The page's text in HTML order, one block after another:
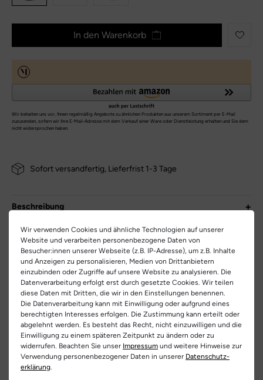
In den Warenkorb
Sofort versandfertig, Lieferfrist 1-3 Tage
Beschreibung
Der Cory von Pepino by Ricosta ist der absolute Liebling unter
den Lauflernern.Aus weichem Leder und Naturkautschuk
gefertigt, bietet er deinem Kind ultimativen Komfort und
Flexibilität. Die präzise Schnürung sorgt für eine perfekte
Passform am kleinen Fuß. Das zeitlose Design mit
kontrastierenden Steppnähten und Schnürsenkeln setzt stilvolle
Akzente. Die Innenausstattung und die herausnehmbare
Decksohle sind ebenfalls aus weichem Leder, was die
Größenbestimmung erleichtert. Ein Highlight ist die superflexible
Laufsohle aus Naturkautschuk, die ein nahezu barfußähnliches
Laufgefühl ermöglicht. Ideal für die ersten selbstständigen
Schritte!
Informationen zum Artikel
Hersteller-Nr.: 50 1200102/321
Artikel-ID: 28964
Artikel-Nr.: 352500054
Schuhart: Schnürschuh/Klettschuh
Bezeichnung: Cory
Obermaterial:
Herstellerinformationen
EU Verantwortlicher
RICOSTA Schuhfabriken GmbH
Dürrheimer Str. 43, 78166 Donaueschingen, Deutschland
+ 49 771 805-0
Hersteller
Ricosta
Teilen
Wir verwenden Cookies und ähnliche Technologien auf unserer
Website und verarbeiten personenbezogene Daten von
Besucher:innen unserer Webseite (z.B. IP-Adresse), um z.B. Inhalte
und Anzeigen zu personalisieren, Medien von Drittanbietern
einzubinden oder Zugriffe auf unsere Website zu analysieren. Die
Datenverarbeitung erfolgt erst durch gesetzte Cookies. Wir teilen
diese Daten mit Dritten, die wir in den Einstellungen benennen.
Die Datenverarbeitung kann mit Einwilligung oder aufgrund eines
berechtigten Interesses erfolgen. Die Zustimmung kann erteilt oder
abgelehnt werden. Es besteht das Recht, nicht einzuwilligen und die
Einwilligung zu einem späteren Zeitpunkt zu ändern oder zu
widerrufen. Beachten Sie unser Impressum und weitere Hinweise zur
Verwendung personenbezogener Daten in unserer Daten­schutz­
erklärung